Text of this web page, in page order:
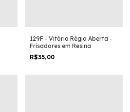
129F - Vitória Régia Aberta -
Frisadores em Resina
R$35,00